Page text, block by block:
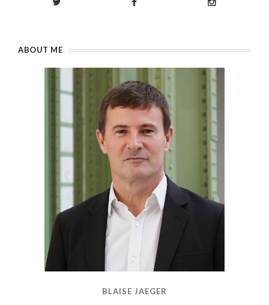
ABOUT ME
BLAISE JAEGER